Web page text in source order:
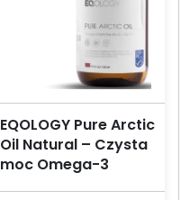
EQOLOGY Pure Arctic
Oil Natural – Czysta
moc Omega-3